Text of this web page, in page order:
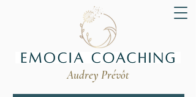
Audrey Prévôt